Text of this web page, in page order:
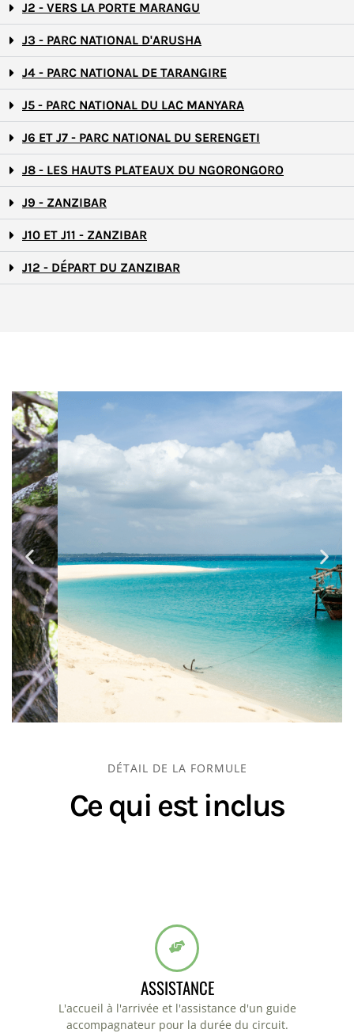
J2 - VERS LA PORTE MARANGU
J3 - PARC NATIONAL D'ARUSHA
J4 - PARC NATIONAL DE TARANGIRE
J5 - PARC NATIONAL DU LAC MANYARA
J6 ET J7 - PARC NATIONAL DU SERENGETI
J8 - LES HAUTS PLATEAUX DU NGORONGORO
J9 - ZANZIBAR
J10 ET J11 - ZANZIBAR
J12 - DÉPART DU ZANZIBAR
DÉTAIL DE LA FORMULE
Ce qui est inclus
ASSISTANCE
L'accueil à l'arrivée et l'assistance d'un guide
accompagnateur pour la durée du circuit.